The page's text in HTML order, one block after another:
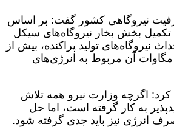
ظرفیت نیروگاهی کشور گفت: بر اساس
تکمیل بخش بخار نیروگاه‌های سیکل
نیروگاه‌های تولید پراکنده، بیش از
به ظرفیت شبکه برق کشور افزوده شود که ۳۰ هزار مگاوات آن مربوط به انرژی‌های
کرد: اگرچه وزارت نیرو همه تلاش
به کار گرفته است، اما حل
انرژی نیز باید جدی گرفته شود.